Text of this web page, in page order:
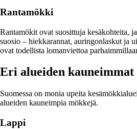
Rantamökki
Rantamökit ovat suosittuja kesäkohteita,
suosio – hiekkarannat, auringonlaskut ja
ovat todellista lomanviettoa
Eri alueiden kauneimmat
Suomessa on monia upeita
alueiden kauneimpia mökkejä.
Lappi